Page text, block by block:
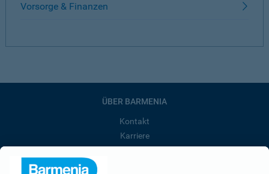
Vorsorge & Finanzen
ÜBER BARMENIA
Kontakt
Karriere